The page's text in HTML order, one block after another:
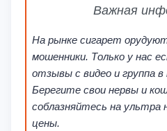
Важная
На рынке сигарет
мошенники. Только у нас
отзывы с видео и группа
Берегите свои нервы и
соблазняйтесь на ультра
цены.